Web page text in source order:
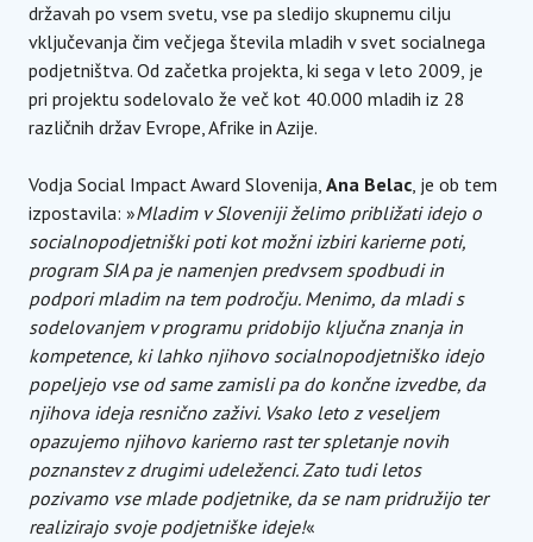
državah po vsem svetu, vse pa sledijo skupnemu cilju
vključevanja čim večjega števila mladih v svet socialnega
podjetništva. Od začetka projekta, ki sega v leto 2009, je
pri projektu sodelovalo že več kot 40.000 mladih iz 28
različnih držav Evrope, Afrike in Azije.
Vodja Social Impact Award Slovenija, Ana Belac, je ob tem
izpostavila: »Mladim v Sloveniji želimo približati idejo o
socialnopodjetniški poti kot možni izbiri karierne poti,
program SIA pa je namenjen predvsem spodbudi in
podpori mladim na tem področju. Menimo, da mladi s
sodelovanjem v programu pridobijo ključna znanja in
kompetence, ki lahko njihovo socialnopodjetniško idejo
popeljejo vse od same zamisli pa do končne izvedbe, da
njihova ideja resnično zaživi. Vsako leto z veseljem
opazujemo njihovo karierno rast ter spletanje novih
poznanstev z drugimi udeleženci. Zato tudi letos
pozivamo vse mlade podjetnike, da se nam pridružijo ter
realizirajo svoje podjetniške ideje!«